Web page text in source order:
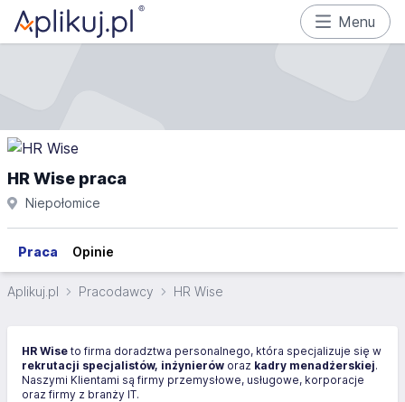
Menu
HR Wise praca
Niepołomice
Praca Opinie
Aplikuj.pl Pracodawcy HR Wise
HR Wise to firma doradztwa personalnego, która specjalizuje się w
rekrutacji specjalistów, inżynierów oraz kadry menadżerskiej.
Naszymi Klientami są firmy przemysłowe, usługowe, korporacje
oraz firmy z branży IT.